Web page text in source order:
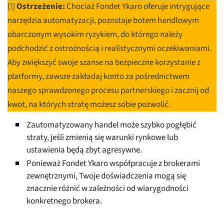
[!]Ostrzeżenie: Chociaż Fondet Ykaro oferuje intrygujące
narzędzia automatyzacji, pozostaje botem handlowym
obarczonym wysokim ryzykiem, do którego należy
podchodzić z ostrożnością i realistycznymi oczekiwaniami.
Aby zwiększyć swoje szanse na bezpieczne korzystanie z
platformy, zawsze zakładaj konto za pośrednictwem
naszego sprawdzonego procesu partnerskiego i zacznij od
kwot, na których stratę możesz sobie pozwolić.
Zautomatyzowany handel może szybko pogłębić
straty, jeśli zmienią się warunki rynkowe lub
ustawienia będą zbyt agresywne.
Ponieważ Fondet Ykaro współpracuje z brokerami
zewnętrznymi, Twoje doświadczenia mogą się
znacznie różnić w zależności od wiarygodności
konkretnego brokera.